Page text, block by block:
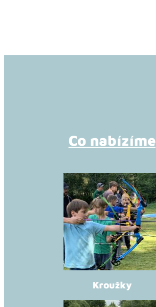
Co nabízíme
Kroužky